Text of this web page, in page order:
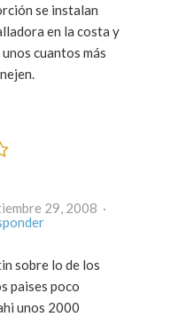
se instalan
en la costa y
cuantos más
en septiembre 29, 2008 ·
sobre lo de los
paises poco
unos 2000